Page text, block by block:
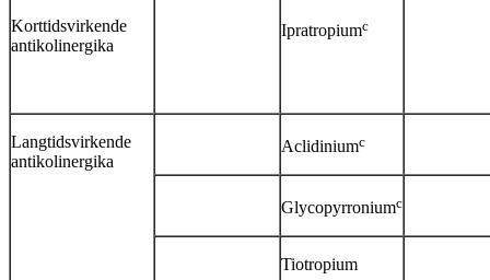
Korttidsvirkende
antikolinergika
Ipratropiumc
Langtidsvirkende
antikolinergika
Aclidiniumc
Glycopyrroniumc
Tiotropium